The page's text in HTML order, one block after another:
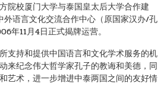
院校厦门大学与泰国皇太后大学合作建
语言文化交流合作中心（原国家汉办/孔
年11月4日正式揭牌运营。
支持和提供中国语言和文化学术服务的机
来纪念伟大哲学家孔子的教诲和美德，同
艺术，进一步增进中泰两国之间的友好情